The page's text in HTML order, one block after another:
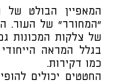
המאפיין הבולט
“המחורר” של העור.
של צלקות המכונות
בגלל המראה
כמו דקירות.
החטטים יכולים